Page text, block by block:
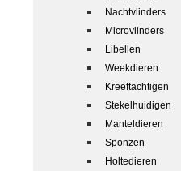
Nachtvlinders
Microvlinders
Libellen
Weekdieren
Kreeftachtigen
Stekelhuidigen
Manteldieren
Sponzen
Holtedieren